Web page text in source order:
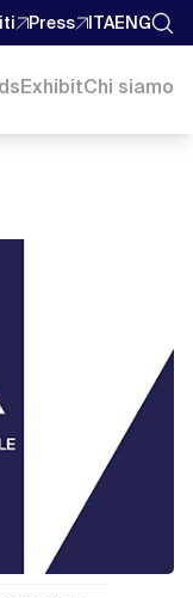
Press ITAENG
ExhibitChi siamo